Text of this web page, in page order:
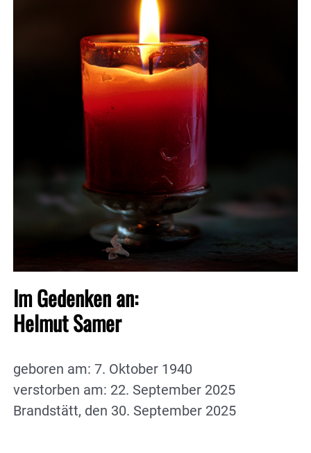
Im Gedenken an:
Helmut Samer
geboren am: 7. Oktober 1940
verstorben am: 22. September 2025
Brandstätt, den 30. September 2025